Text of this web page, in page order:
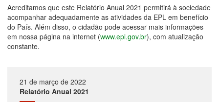
Acreditamos que este Relatório Anual 2021 permitirá à sociedade
acompanhar adequadamente as atividades da EPL em benefício
do País. Além disso, o cidadão pode acessar mais informações
em nossa página na internet (www.epl.gov.br), com atualização
constante.
21 de março de 2022
Relatório Anual 2021